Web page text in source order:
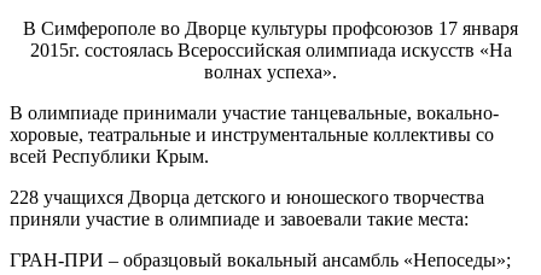
В Симферополе во Дворце культуры профсоюзов 17 января
2015г. состоялась Всероссийская олимпиада искусств «На
волнах успеха».
В олимпиаде принимали участие танцевальные, вокально-
хоровые, театральные и инструментальные коллективы со
всей Республики Крым.
228 учащихся Дворца детского и юношеского творчества
приняли участие в олимпиаде и завоевали такие места:
ГРАН-ПРИ – образцовый вокальный ансамбль «Непоседы»;